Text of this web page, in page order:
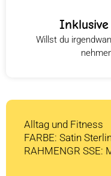
Willst du
Alltag und Fitness
FARBE: Satin
RAHMENGR SSE: